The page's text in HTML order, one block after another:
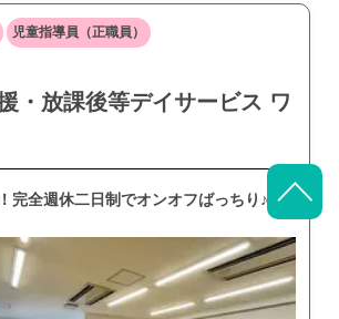
児童指導員（正職員）
・放課後等デイサービス ワ
完全週休二日制でオンオフばっちり♪